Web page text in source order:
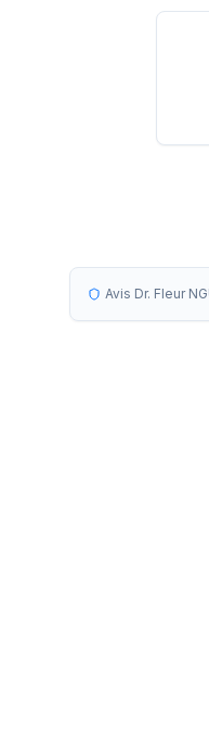
Avis Dr. Fleur